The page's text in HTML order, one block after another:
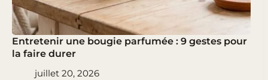
Entretenir une bougie parfumée : 9 gestes pour
la faire durer
juillet 20, 2026